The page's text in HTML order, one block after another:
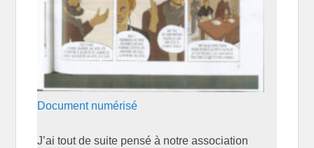
Document numérisé
J’ai tout de suite pensé à notre association